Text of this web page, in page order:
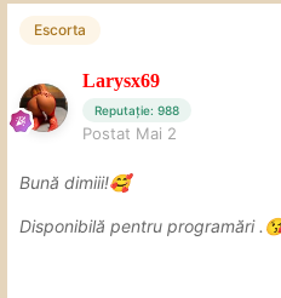
Escorta
Larysx69
Reputație: 988
Postat Mai 2
Bună dimiii!🥰
Disponibilă pentru programări .